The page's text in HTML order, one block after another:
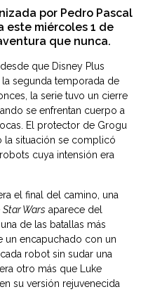
por Pedro Pascal
este miércoles 1 de
que nunca.
que Disney Plus
segunda temporada de
la serie tuvo un cierre
se enfrentan cuerpo a
El protector de Grogu
la situación se complicó
cuya intensión era
el final del camino, una
Star Wars aparece del
de las batallas más
un encapuchado con un
robot sin sudar una
otro más que Luke
su versión rejuvenecida